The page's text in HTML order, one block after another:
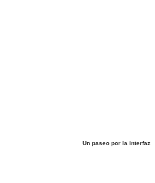
Un paseo por la interfaz